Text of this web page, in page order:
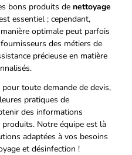
bons produits de nettoyage
essentiel ; cependant,
optimale peut parfois
fournisseurs des métiers de
précieuse en matière
pour toute demande de devis,
pratiques de
des informations
Notre équipe est là
adaptées à vos besoins
et désinfection !